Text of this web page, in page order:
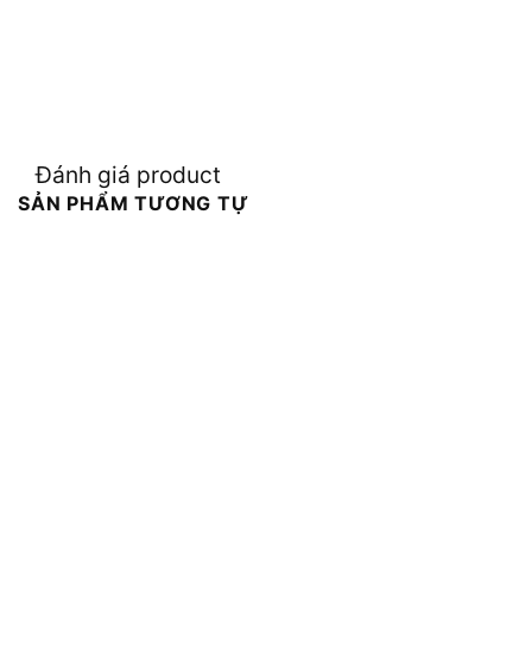
Đánh giá product
SẢN PHẨM TƯƠNG TỰ